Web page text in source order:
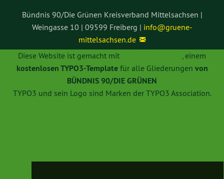
Bündnis 90/Die Grünen Kreisverband Mittelsachsen |
Weingasse 10 | 09599 Freiberg | info@gruene-
mittelsachsen.de
Diese Website ist gemacht mit
, einem
kostenlosen TYPO3-Templatefür alle Gliederungen von
BÜNDNIS 90/DIE GRÜNEN
TYPO3 und sein Logo sind Marken der TYPO3 Association.